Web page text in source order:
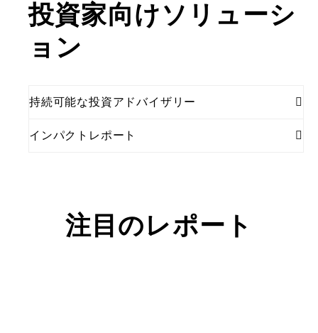
投資家向けソリューシ
ョン
持続可能な投資アドバイザリー
インパクトレポート
注目のレポート